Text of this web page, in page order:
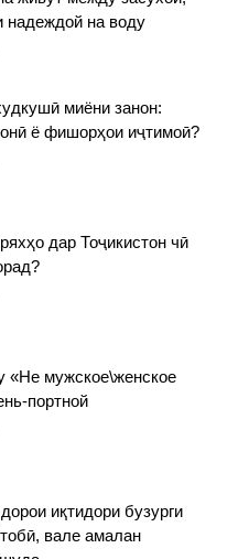
надеждой на воду
миёни занон:
ё фишорҳои иҷтимоӣ?
дар Тоҷикистон чӣ
«Не мужское\женское
портной
иқтидори бузурги
вале амалан